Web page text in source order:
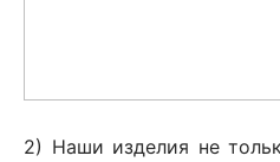
2) Наши изделия не